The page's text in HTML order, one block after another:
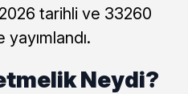
tarihli ve 33260
yayımlandı.
Neydi?